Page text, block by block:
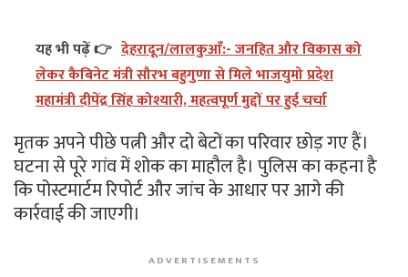
यह भी पढ़ें 👉 देहरादून/लालकुआँ:- जनहित और विकास को
लेकर कैबिनेट मंत्री सौरभ बहुगुणा से मिले भाजयुमो प्रदेश
महामंत्री दीपेंद्र सिंह कोश्यारी, महत्वपूर्ण मुद्दों पर हुई चर्चा
मृतक अपने पीछे पत्नी और दो बेटों का परिवार छोड़ गए हैं।
घटना से पूरे गांव में शोक का माहौल है। पुलिस का कहना है
कि पोस्टमार्टम रिपोर्ट और जांच के आधार पर आगे की
कार्रवाई की जाएगी।
ADVERTISEMENTS